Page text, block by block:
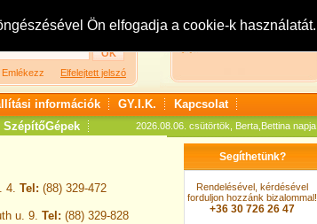
Ön elfogadja a cookie-k használatát.
Regisztráció
Emlékezz Elfelejtett jelszó
Nézzen körül áruházunkban!
információk GY.I.K.
Kapcsolat
SzépítőGépek 2026.08.06. csütörtök, Berta,Bettina napja
4. Tel: (88) 329-472
u. 9. Tel: (88) 329-828
Segíthetünk?
Rendelésével, kérdésével
forduljon hozzánk bizalommal!
+36 30 726 26 47